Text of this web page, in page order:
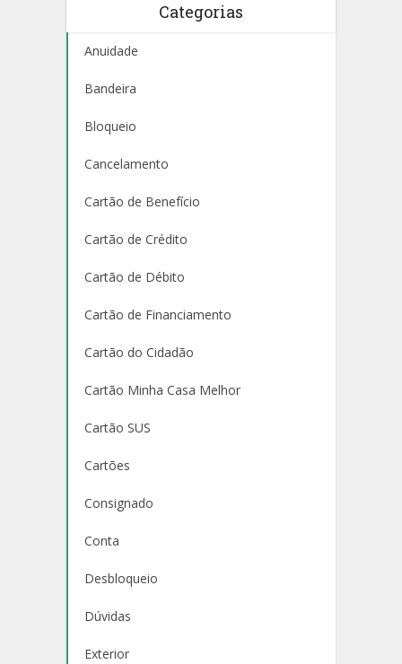
Categorias
Anuidade
Bandeira
Bloqueio
Cancelamento
Cartão de Benefício
Cartão de Crédito
Cartão de Débito
Cartão de Financiamento
Cartão do Cidadão
Cartão Minha Casa Melhor
Cartão SUS
Cartões
Consignado
Conta
Desbloqueio
Dúvidas
Exterior